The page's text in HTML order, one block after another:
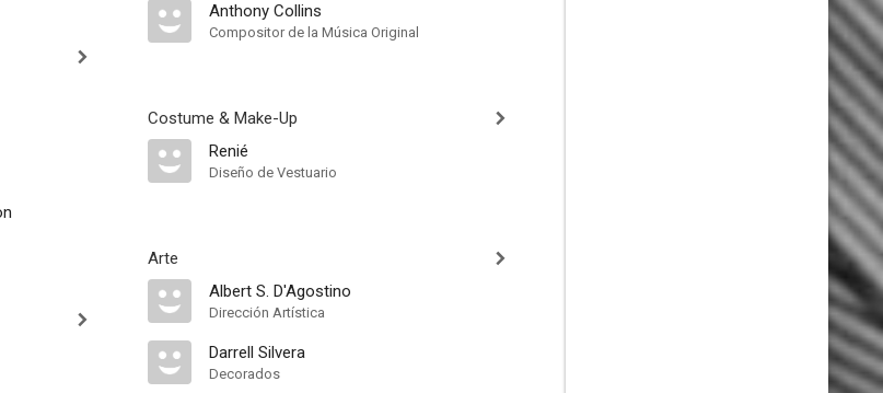
Anthony Collins
Compositor de la Música Original
Costume & Make-Up
Renié
Diseño de Vestuario
Arte
Albert S. D'Agostino
Dirección Artística
Darrell Silvera
Decorados